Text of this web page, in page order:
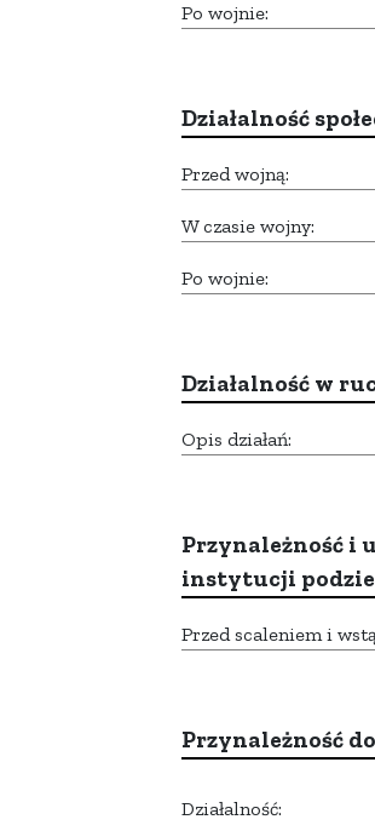
Po wojnie:
Działalność
Przed wojną:
W czasie wojny:
Po wojnie:
Działalność w
Opis działań:
Przynależność i
instytucji
Przed scaleniem i
Przynależność
Działalność: